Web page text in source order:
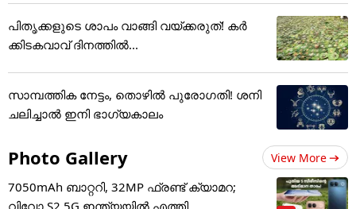
പിതൃക്കളുടെ ശാപം വാങ്ങി വയ്ക്കരുത്! കർ
ക്കിടകവാവ് ദിനത്തിൽ...
സാമ്പത്തിക നേട്ടം, തൊഴിൽ പുരോഗതി! ശനി
ചലിച്ചാൽ ഇനി ഭാഗ്യകാലം
Photo Gallery View More
7050mAh ബാറ്ററി, 32MP ഫ്രണ്ട് ക്യാമറ;
വിവോ S2 5G ഇന്ത്യയിൽ എത്തി